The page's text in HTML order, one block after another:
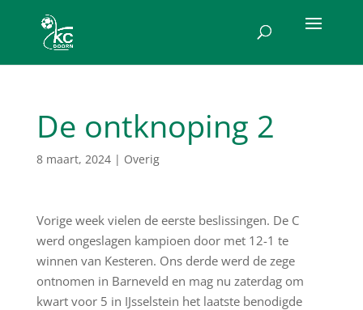
De ontknoping 2
8 maart, 2024| Overig
Vorige week vielen de eerste beslissingen. De C
werd ongeslagen kampioen door met 12-1 te
winnen van Kesteren. Ons derde werd de zege
ontnomen in Barneveld en mag nu zaterdag om
kwart voor 5 in IJsselstein het laatste benodigde